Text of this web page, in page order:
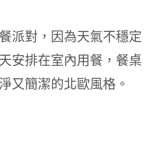
派對，因為天氣不穩定
安排在室內用餐，餐桌
又簡潔的北歐風格。